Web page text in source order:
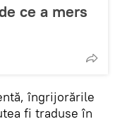
ce a mers
îngrijorările
fi traduse în